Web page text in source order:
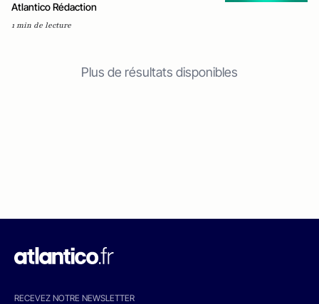
Atlantico Rédaction
1 min de lecture
Plus de résultats disponibles
RECEVEZ NOTRE NEWSLETTER